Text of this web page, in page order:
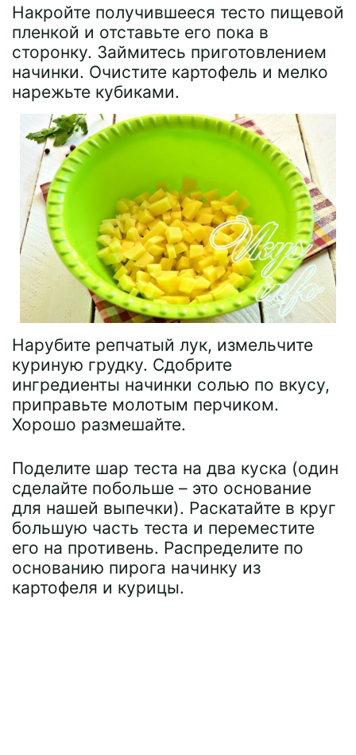
Накройте получившееся тесто пищевой
пленкой и отставьте его пока в
сторонку. Займитесь приготовлением
начинки. Очистите картофель и мелко
нарежьте кубиками.
Нарубите репчатый лук, измельчите
куриную грудку. Сдобрите
ингредиенты начинки солью по вкусу,
приправьте молотым перчиком.
Хорошо размешайте.
Поделите шар теста на два куска (один
сделайте побольше – это основание
для нашей выпечки). Раскатайте в круг
большую часть теста и переместите
его на противень. Распределите по
основанию пирога начинку из
картофеля и курицы.